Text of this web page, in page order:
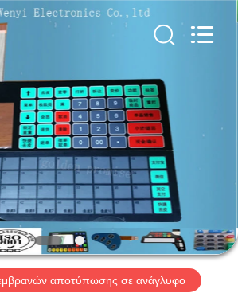
αποτύπωσης σε ανάγλυφο